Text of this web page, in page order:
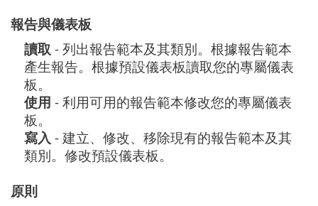
報告與儀表板
讀取 - 列出報告範本及其類別。根據報告範本
產生報告。根據預設儀表板讀取您的專屬儀表
板。
使用 - 利用可用的報告範本修改您的專屬儀表
板。
寫入 - 建立、修改、移除現有的報告範本及其
類別。修改預設儀表板。
原則